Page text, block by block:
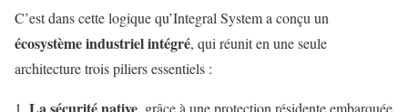
C’est dans cette logique qu’Integral System a conçu un
écosystème industriel intégré, qui réunit en une seule
architecture trois piliers essentiels :
La sécurité native, grâce à une protection résidente embarquée